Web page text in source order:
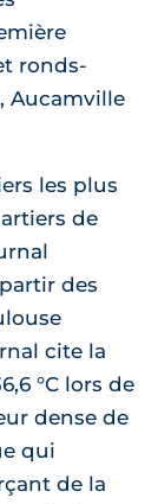
ronds-
Aucamville
les plus
de
des
cite la
°C lors de
dense de
qui
de la